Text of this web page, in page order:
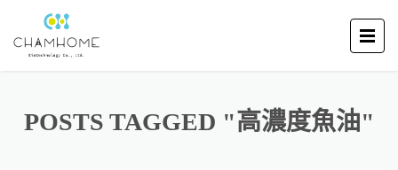
POSTS TAGGED "高濃度魚油"